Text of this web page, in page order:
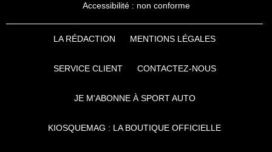
Accessibilité : non conforme
LA RÉDACTION MENTIONS LÉGALES
SERVICE CLIENT CONTACTEZ-NOUS
JE M'ABONNE À SPORT AUTO
KIOSQUEMAG : LA BOUTIQUE OFFICIELLE